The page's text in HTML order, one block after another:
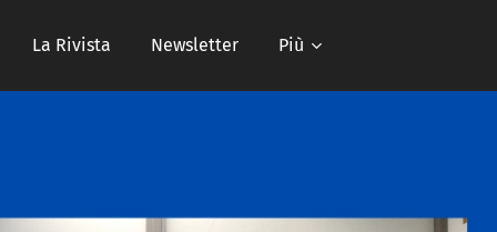
La Rivista Newsletter Più